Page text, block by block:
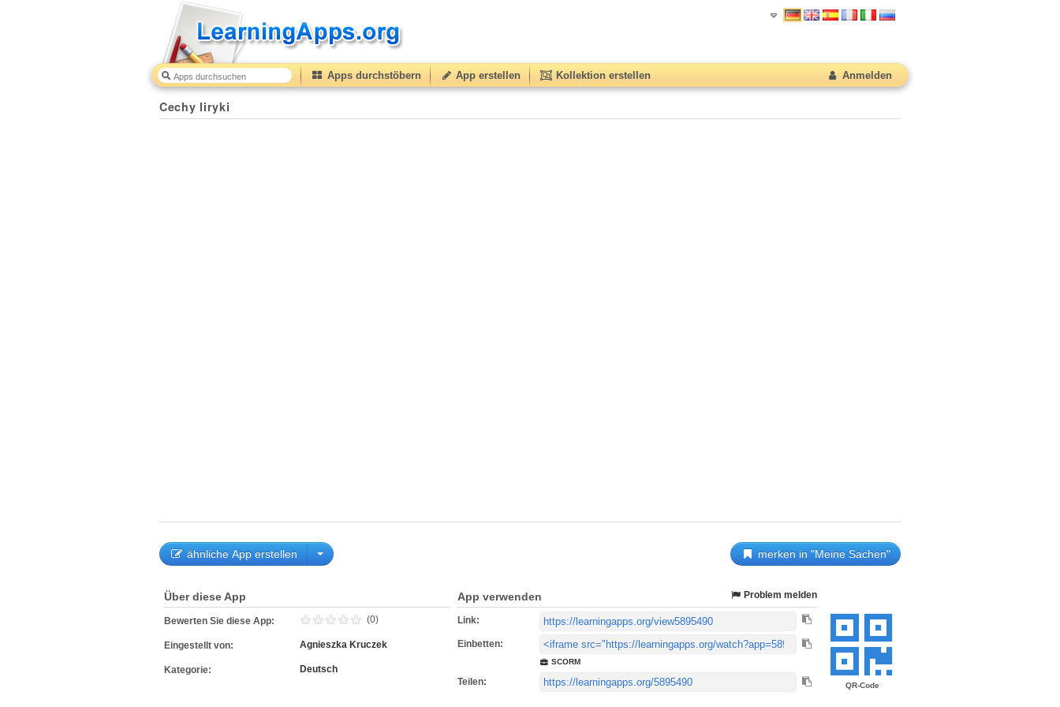
Apps durchstöbern App erstellen Kollektion erstellen Anmelden
Cechy liryki
ähnliche App erstellen merken in "Meine Sachen"
QR-Code
Über diese App
Bewerten Sie diese App: (0)
Eingestellt von: Agnieszka Kruczek
Kategorie: Deutsch
App verwenden Problem melden
Link:
Einbetten:
SCORM
Teilen: